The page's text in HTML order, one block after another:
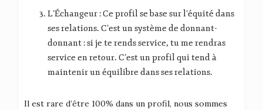
L’Échangeur : Ce profil se base sur l’équité dans
ses relations. C’est un système de donnant-
donnant : si je te rends service, tu me rendras
service en retour. C’est un profil qui tend à
maintenir un équilibre dans ses relations.
Il est rare d’être 100% dans un profil, nous sommes